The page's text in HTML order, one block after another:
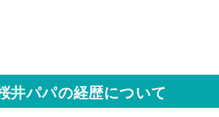
井パパの経歴について